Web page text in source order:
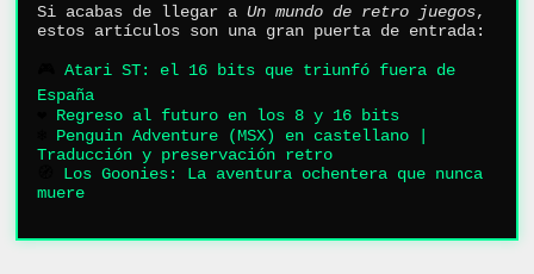
Si acabas de llegar aUn mundo de retro juegos,
estos artículos son una gran puerta de entrada:
🎮Atari ST: el 16 bits que triunfó fuera de
España
Regreso al futuro en los 8 y 16 bits
Penguin Adventure (MSX) en castellano |
Traducción y preservación retro
Los Goonies: La aventura ochentera que nunca
muere